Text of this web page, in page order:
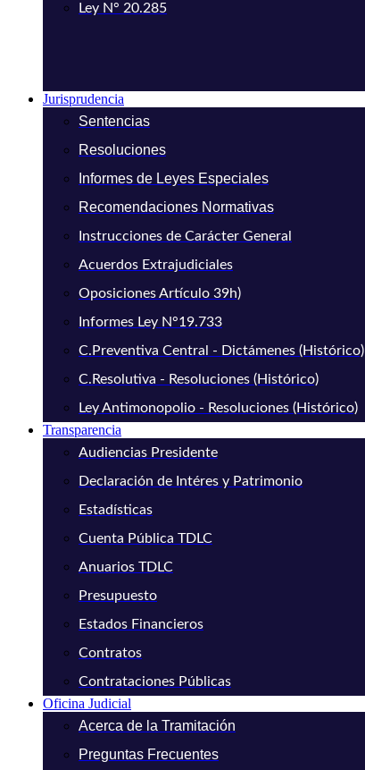
Ley N° 20.285
Jurisprudencia
Sentencias
Resoluciones
Informes de Leyes Especiales
Recomendaciones Normativas
Instrucciones de Carácter General
Acuerdos Extrajudiciales
Oposiciones Artículo 39h)
Informes Ley N°19.733
C.Preventiva Central - Dictámenes (Histórico)
C.Resolutiva - Resoluciones (Histórico)
Ley Antimonopolio - Resoluciones (Histórico)
Transparencia
Audiencias Presidente
Declaración de Intéres y Patrimonio
Estadísticas
Cuenta Pública TDLC
Anuarios TDLC
Presupuesto
Estados Financieros
Contratos
Contrataciones Públicas
Oficina Judicial
Acerca de la Tramitación
Preguntas Frecuentes